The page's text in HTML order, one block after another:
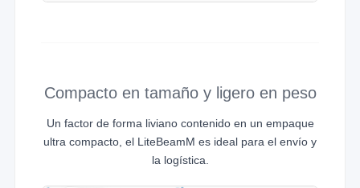
Compacto en tamaño y ligero en peso
Un factor de forma liviano contenido en un empaque
ultra compacto, el LiteBeamM es ideal para el envío y
la logística.